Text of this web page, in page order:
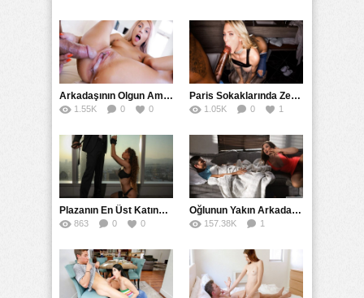
Arkadaşının Olgun Amcasına Siktirip İçine Boşalmasını İstedi
1.55K 0 0
Paris Sokaklarında Zenci Yarağını Gırtlağına Kadar İndirdi
1.05K 0 1
Plazanın En Üst Katında Üst Seviye Köle Fantezisi Sikişi
863 0 0
Oğlunun Yakın Arkadaşına Yorgan Altından Sulanan Milf
157.38K
1